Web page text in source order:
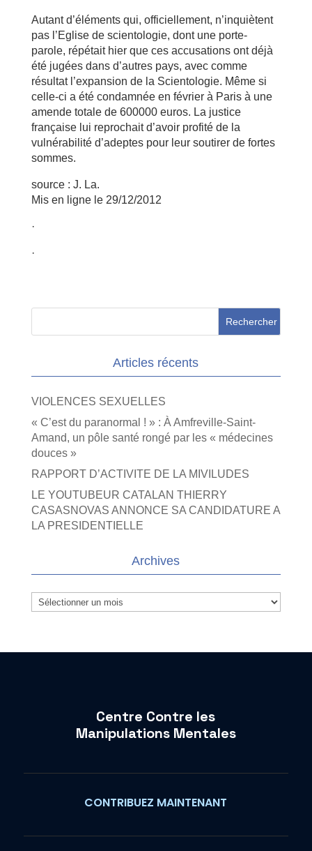
Autant d’éléments qui, officiellement, n’inquiètent
pas l’Eglise de scientologie, dont une porte-
parole, répétait hier que ces accusations ont déjà
été jugées dans d’autres pays, avec comme
résultat l’expansion de la Scientologie. Même si
celle-ci a été condamnée en février à Paris à une
amende totale de 600000 euros. La justice
française lui reprochait d’avoir profité de la
vulnérabilité d’adeptes pour leur soutirer de fortes
sommes.
source : J. La.
Mis en ligne le 29/12/2012
·
·
Articles récents
VIOLENCES SEXUELLES
« C’est du paranormal ! » : À Amfreville-Saint-
Amand, un pôle santé rongé par les « médecines
douces »
RAPPORT D’ACTIVITE DE LA MIVILUDES
LE YOUTUBEUR CATALAN THIERRY
CASASNOVAS ANNONCE SA CANDIDATURE A
LA PRESIDENTIELLE
Archives
Archives
Centre Contre les
Manipulations Mentales
CONTRIBUEZ MAINTENANT